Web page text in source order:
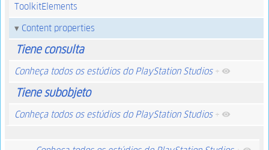
ToolkitElements
Content properties
Tiene consulta
Conheça todos os estúdios do PlayStation Studios +
Tiene subobjeto
Conheça todos os estúdios do PlayStation Studios +